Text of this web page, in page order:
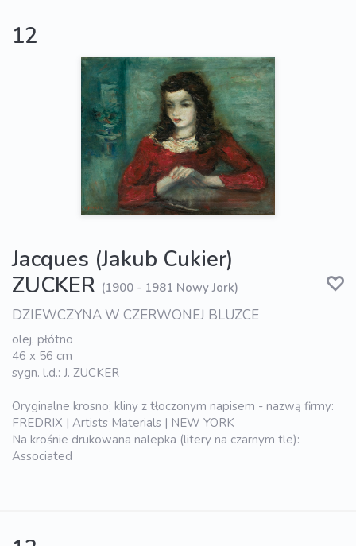
12
Jacques (Jakub Cukier)
ZUCKER (1900 - 1981 Nowy Jork)
DZIEWCZYNA W CZERWONEJ BLUZCE
olej, płótno
46 x 56 cm
sygn. l.d.: J. ZUCKER
Oryginalne krosno; kliny z tłoczonym napisem - nazwą firmy:
FREDRIX | Artists Materials | NEW YORK
Na krośnie drukowana nalepka (litery na czarnym tle):
Associated